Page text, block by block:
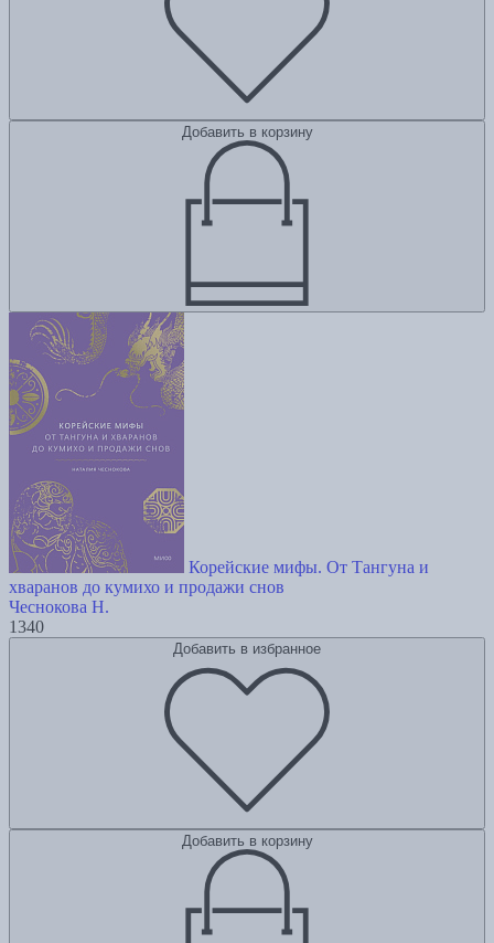
Добавить в корзину
Корейские мифы. От Тангуна и
хваранов до кумихо и продажи снов
Чеснокова Н.
1340
Добавить в избранное
Добавить в корзину